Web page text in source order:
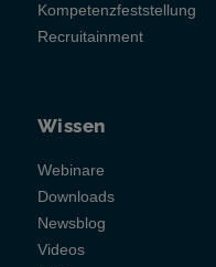
Kompetenzfeststellung
Recruitainment
Wissen
Webinare
Downloads
Newsblog
Videos